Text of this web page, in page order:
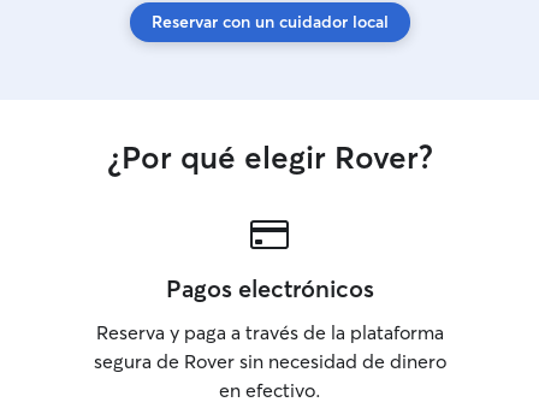
Reservar con un cuidador local
¿Por qué elegir Rover?
Pagos electrónicos
Reserva y paga a través de la plataforma
segura de Rover sin necesidad de dinero
en efectivo.